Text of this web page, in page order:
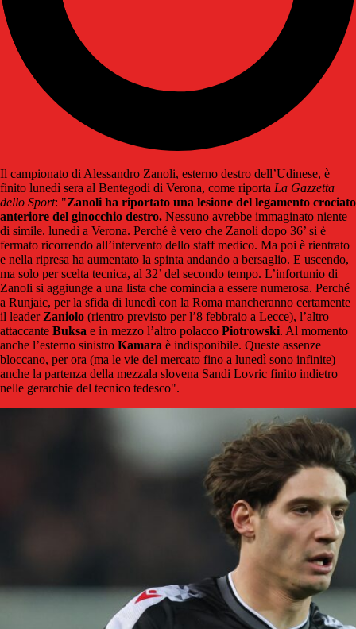
Il campionato di Alessandro Zanoli, esterno destro dell’Udinese, è
finito lunedì sera al Bentegodi di Verona, come riporta La Gazzetta
dello Sport: "Zanoli ha riportato una lesione del legamento crociato
anteriore del ginocchio destro. Nessuno avrebbe immaginato niente
di simile. lunedì a Verona. Perché è vero che Zanoli dopo 36’ si è
fermato ricorrendo all’intervento dello staff medico. Ma poi è rientrato
e nella ripresa ha aumentato la spinta andando a bersaglio. E uscendo,
ma solo per scelta tecnica, al 32’ del secondo tempo. L’infortunio di
Zanoli si aggiunge a una lista che comincia a essere numerosa. Perché
a Runjaic, per la sfida di lunedì con la Roma mancheranno certamente
il leader Zaniolo (rientro previsto per l’8 febbraio a Lecce), l’altro
attaccante Buksa e in mezzo l’altro polacco Piotrowski. Al momento
anche l’esterno sinistro Kamara è indisponibile. Queste assenze
bloccano, per ora (ma le vie del mercato fino a lunedì sono infinite)
anche la partenza della mezzala slovena Sandi Lovric finito indietro
nelle gerarchie del tecnico tedesco".